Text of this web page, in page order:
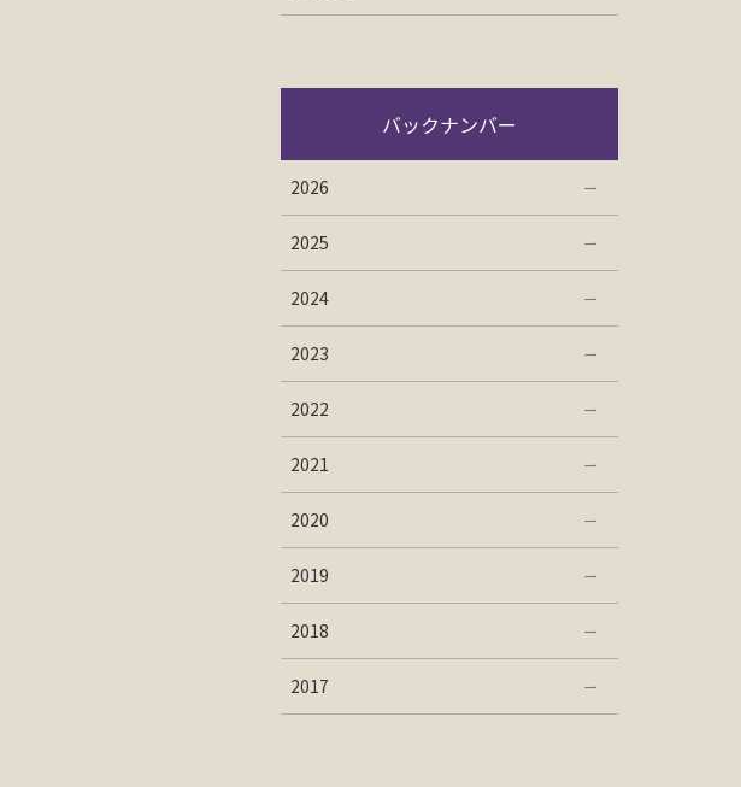
バックナンバー
2026
2025
2024
2023
2022
2021
2020
2019
2018
2017